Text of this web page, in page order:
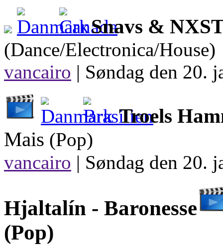
Snavs &
(Dance/Electronica/House)
vancairo | Søndag den 20.
Troels
Mais (Pop)
vancairo | Søndag den 20.
Hjaltalín - Baronesse
(Pop)